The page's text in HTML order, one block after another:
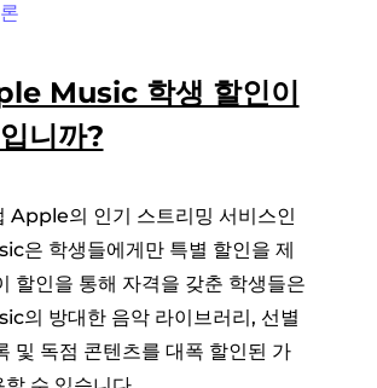
Music 학생 할인이
니까?
Apple의 인기 스트리밍 서비스인
은 학생들에게만 특별 할인을 제
할인을 통해 자격을 갖춘 학생들은
의 방대한 음악 라이브러리, 선별
및 독점 콘텐츠를 대폭 할인된 가